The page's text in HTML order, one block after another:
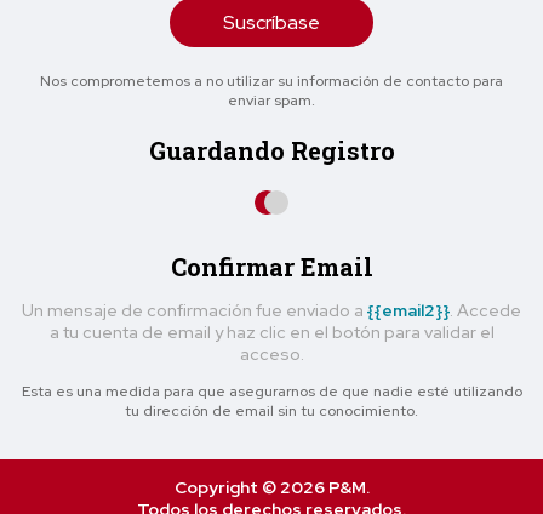
Suscríbase
Nos comprometemos a no utilizar su información de contacto para
enviar spam.
Guardando Registro
Confirmar Email
Un mensaje de confirmación fue enviado a {{email2}}. Accede
a tu cuenta de email y haz clic en el botón para validar el
acceso.
Esta es una medida para que asegurarnos de que nadie esté utilizando
tu dirección de email sin tu conocimiento.
Copyright © 2026 P&M.
Todos los derechos reservados.